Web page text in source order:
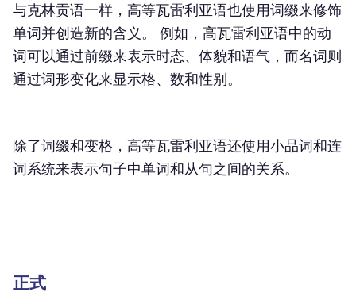
与克林贡语一样，高等瓦雷利亚语也使用词缀来修饰
单词并创造新的含义。 例如，高瓦雷利亚语中的动
词可以通过前缀来表示时态、体貌和语气，而名词则
通过词形变化来显示格、数和性别。
除了词缀和变格，高等瓦雷利亚语还使用小品词和连
词系统来表示句子中单词和从句之间的关系。
正式